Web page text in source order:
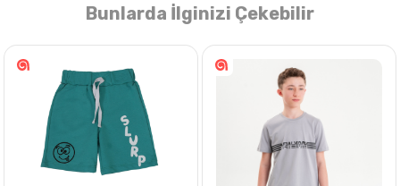
Nasıl Sipariş Veririm?
Bunlarda İlginizi Çekebilir